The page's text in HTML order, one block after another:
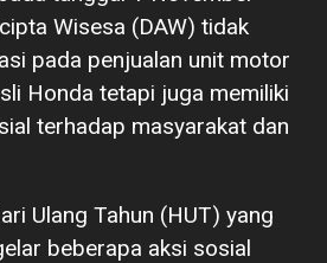
Wisesa (DAW) tidak
pada penjualan unit motor
Honda tetapi juga memiliki
terhadap masyarakat dan
Ulang Tahun (HUT) yang
beberapa aksi sosial